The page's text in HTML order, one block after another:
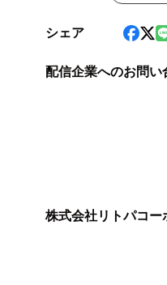
シェア
配信企業へのお問い
株式会社リトパコー